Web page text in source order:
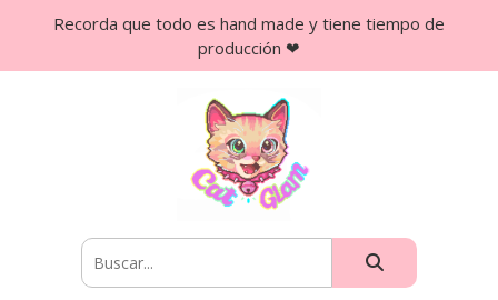
Recorda que todo es hand made y tiene tiempo de
producción ❤